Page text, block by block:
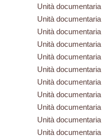
Unità documentaria
Unità documentaria
Unità documentaria
Unità documentaria
Unità documentaria
Unità documentaria
Unità documentaria
Unità documentaria
Unità documentaria
Unità documentaria
Unità documentaria